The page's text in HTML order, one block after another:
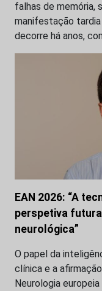
falhas de memória,
manifestação
decorre há anos,
EAN 2026: “A
perspetiva
neurológica”
O papel da
clínica e a
Neurologia